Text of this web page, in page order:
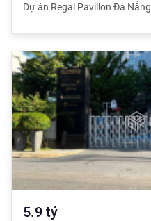
Dự án Regal Pavillon Đà Nẵng
5.9 tỷ